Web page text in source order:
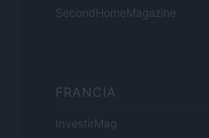
SecondHomeMagazine
FRANCIA
InvestirMag